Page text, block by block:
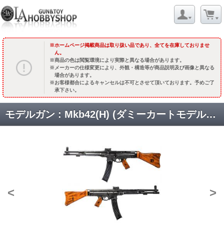
ホームページ掲載商品は取り扱い品であり、全てを在庫しておりませ
ん。
商品の色は閲覧環境により実際と異なる場合があります。
メーカーの仕様変更により、外観・構造等が商品説明及び画像と異なる
場合があります。
お客様都合によるキャンセルは不可とさせて頂いております。予めご了
承下さい。
モデルガン : Mkb42(H) (ダミーカートモデル) [取寄]
< >